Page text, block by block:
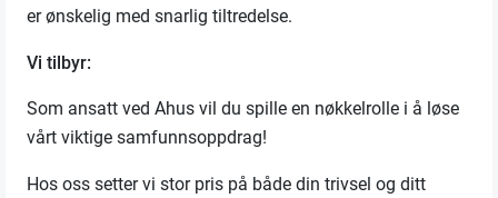
er ønskelig med snarlig tiltredelse.
Vi tilbyr:
Som ansatt ved Ahus vil du spille en nøkkelrolle i å løse
vårt viktige samfunnsoppdrag!
Hos oss setter vi stor pris på både din trivsel og ditt